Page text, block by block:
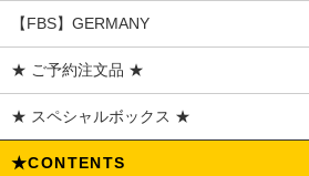
【FBS】GERMANY
★ ご予約注文品 ★
★ スペシャルボックス ★
★CONTENTS